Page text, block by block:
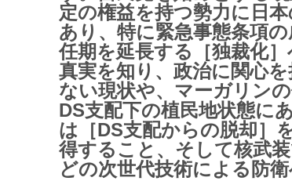
定の権益を持つ勢力に日
あり、特に緊急事態条項
任期を延長する［独裁化
真実を知り、政治に関心
ない現状や、マーガリン
DS支配下の植民地状態に
は［DS支配からの脱却］
得すること、そして核武
どの次世代技術による防